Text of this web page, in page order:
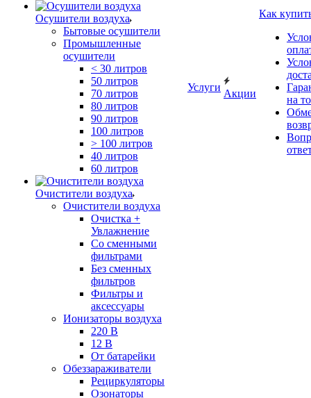
Осушители воздуха
Бытовые осушители
Промышленные
осушители
< 30 литров
50 литров
70 литров
80 литров
90 литров
100 литров
> 100 литров
40 литров
60 литров
Очистители воздуха
Очистители воздуха
Очистка +
Увлажнение
Cо сменными
фильтрами
Без сменных
фильтров
Фильтры и
аксессуары
Ионизаторы воздуха
220 В
12 В
От батарейки
Обеззараживатели
Рециркуляторы
Озонаторы
Услуги
Акции
Как
на